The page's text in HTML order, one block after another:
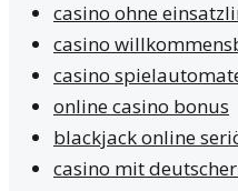
casino ohne
casino
casino
online casino bonus
blackjack online
casino mit